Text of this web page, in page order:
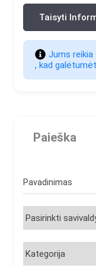
Taisyti
Jums reikia
, kad
Paieška
Pavadinimas